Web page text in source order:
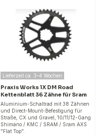
Lieferzeit ca. 3–4 Wochen
Praxis Works 1X DM Road
Kettenblatt 36 Zähne für Sram
Aluminium-Schaltrad mit 38 Zähnen
und Direct-Mount-Befestigung für
Straße, CX und Gravel, 10/11/12-Gang
Shimano / KMC / SRAM / Sram AXS
"Flat Top".